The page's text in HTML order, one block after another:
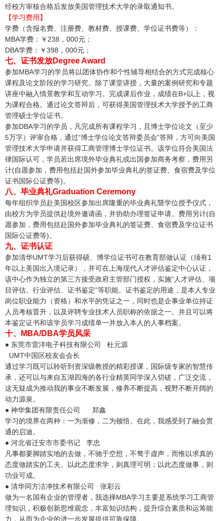
经校方审核合格后发放美国管理技术大学的录取通知书。
【学习费用】
学费（含报名费、注册费、教材费、授课费、学位证书费等）：
MBA学费：￥238，000元；
DBA学费：￥398，000元；
七、证书发放Degree Award
参加MBA学习的学员将以团体协作和个性辅导相结合的方式完成核心
课程及论文阶段的学习研究。除了课堂讲授，大量的案例研究和专题
讲座中融入情景教学和互动学习。完成课后作业，成绩在B+以上，视
为课程合格。通过论文答辩后，可获得美国管理技术大学授予的工商
管理硕士学位证书。
参加DBA学习的学员，凡完成所有课程学习，且博士学位论文（至少
5万字）评审合格，通过“博士学位论文答辩委员会”答辩，方可向美国
管理技术大学申请并获得工商管理博士学位证书。该学位符合美国法
律国际认可，学员若出席境外毕业典礼或出国参加商务考察，费用另
计(自愿参加，费用包括赴国外参加毕业典礼的签证费、食宿费及学位
证书国际公证费等)。
八、毕业典礼Graduation Ceremony
每年组织学员赴美国校区参加出席隆重的毕业典礼暨学位授予仪式，
由校方为学员提供赴境外邀请函，并协助办理签证申请。费用另计(自
愿参加，费用包括赴国外参加毕业典礼的签证费、食宿费及学位证书
国际公证费等)。
九、证书认证
参加清华UMT学习后获得硕、博学位证书可在教育部做认证（须有1
年以上美国出入境记录），并可在上海现代人才评估鉴定中心认证，
该中心作为独立的第三方接受政府主管部门授权，实施“人才评估、项
目评估、行业评估、证书鉴定”等职能。证书鉴定的用途，是本人专业
岗位职业能力（资格）和水平的凭证之一，同时也是企事业单位持证
人员考核晋升，以及评聘专业技术人员职称的依据之一。并且可以将
本鉴定证书和该学员学习成绩单一并放入本人的人事档案。
十、MBA/DBA学员风采
● 东莞市雷洋电子科技有限公司 杜元源
UMT中国区校友会会长
通过学习既可以聆听到资深级教授的精彩授课，国际级专家的智慧传
承，还可以与来自五湖四海的各行业精英同学深入切磋，广泛交流，
这无疑成为推动我的事业不断发展，修养不断提高，视野不断开阔的
动力源泉。
● 神华集团有限责任公司 郑鑫
学习的境界在两种：一为渐修，二为顿悟。在此，我感受到了融会贯
通的启迪。
● 河北省迁安市市委书记 李忠
凡事都要脚踏实地的去做，不驰于空想，不骜于虚声，而惟以求真的
态度做踏实的工夫。以此态度求学，则真理可明；以此态度做事，则
功业可成。
● 清华同方洁净技术有限公司 张彩云
做为一名国有企业的管理者，我选择MBA学习主要是系统学习工商管
理知识，积极创新思维观念，丰富知识结构，提升综合素质和运筹能
力，从而为企业的进一步发展提供可靠保障。